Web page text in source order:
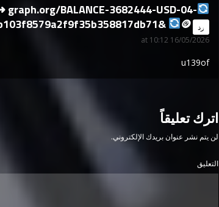
graph.org/BALANCE-3682444-USD-04-
🪙
says:
16/05/2026 at 10:12
رد
u139of
اترك تعليقاً
لن يتم نشر عنوان بريدك الإلكتروني.
التعليق